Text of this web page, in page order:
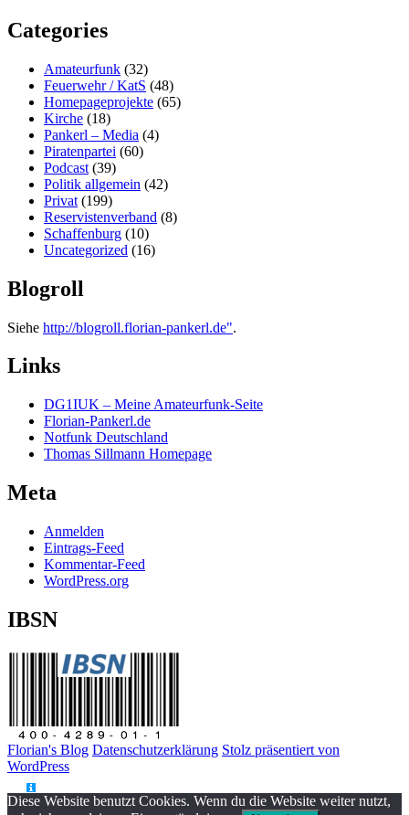
Categories
Amateurfunk (32)
Feuerwehr / KatS (48)
Homepageprojekte (65)
Kirche (18)
Pankerl – Media (4)
Piratenpartei (60)
Podcast (39)
Politik allgemein (42)
Privat (199)
Reservistenverband (8)
Schaffenburg (10)
Uncategorized (16)
Blogroll
Siehe http://blogroll.florian-pankerl.de".
Links
DG1IUK – Meine Amateurfunk-Seite
Florian-Pankerl.de
Notfunk Deutschland
Thomas Sillmann Homepage
Meta
Anmelden
Eintrags-Feed
Kommentar-Feed
WordPress.org
IBSN
Florian's Blog Datenschutzerklärung Stolz präsentiert von
WordPress
Diese Website benutzt Cookies. Wenn du die Website weiter nutzt,